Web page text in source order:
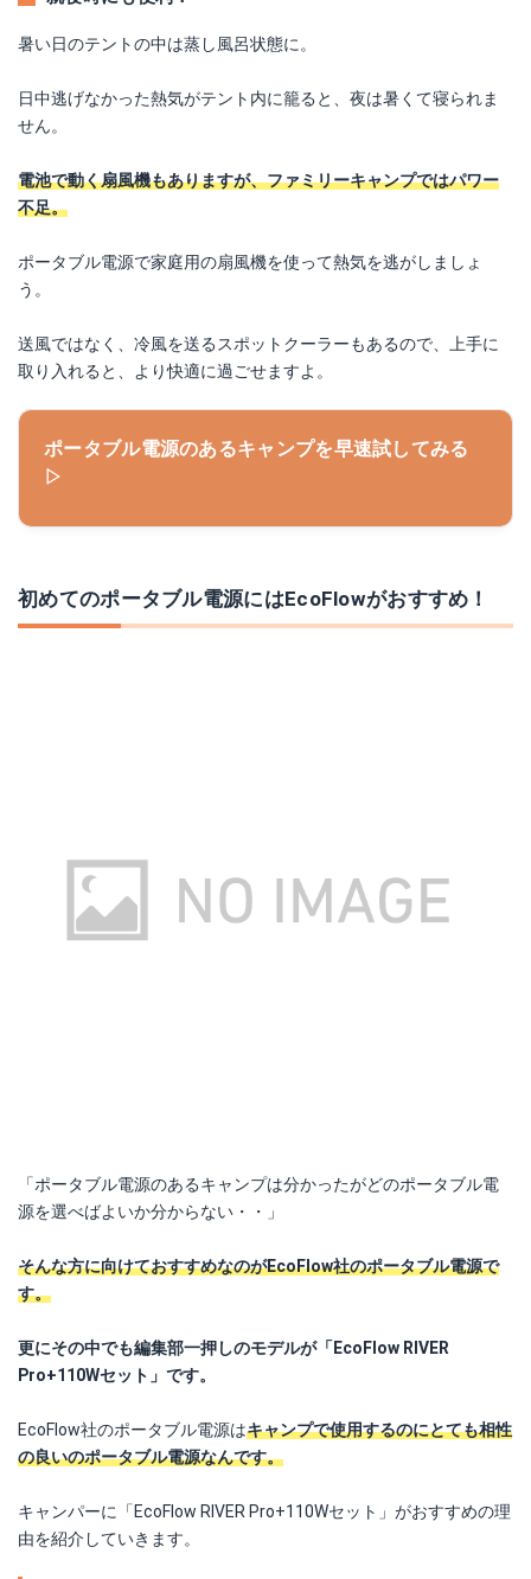
暑い日のテントの中は蒸し風呂状態に。
日中逃げなかった熱気がテント内に籠ると、夜は暑くて寝られま
せん。
電池で動く扇風機もありますが、ファミリーキャンプではパワー
不足。
ポータブル電源で家庭用の扇風機を使って熱気を逃がしましょ
う。
送風ではなく、冷風を送るスポットクーラーもあるので、上手に
取り入れると、より快適に過ごせますよ。
ポータブル電源のあるキャンプを早速試してみる
▷
初めてのポータブル電源にはEcoFlowがおすすめ！
「ポータブル電源のあるキャンプは分かったがどのポータブル電
源を選べばよいか分からない・・」
そんな方に向けておすすめなのがEcoFlow社のポータブル電源で
す。
更にその中でも編集部一押しのモデルが「EcoFlow RIVER
Pro+110Wセット」です。
EcoFlow社のポータブル電源はキャンプで使用するのにとても相性
の良いのポータブル電源なんです。
キャンパーに「EcoFlow RIVER Pro+110Wセット」がおすすめの理
由を紹介していきます。